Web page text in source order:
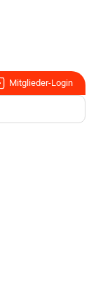
Mitglieder-Login